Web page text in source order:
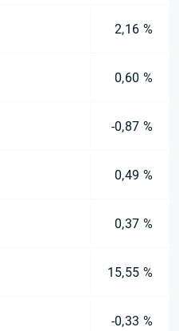
2,16 %
0,60 %
-0,87 %
0,49 %
0,37 %
15,55 %
-0,33 %